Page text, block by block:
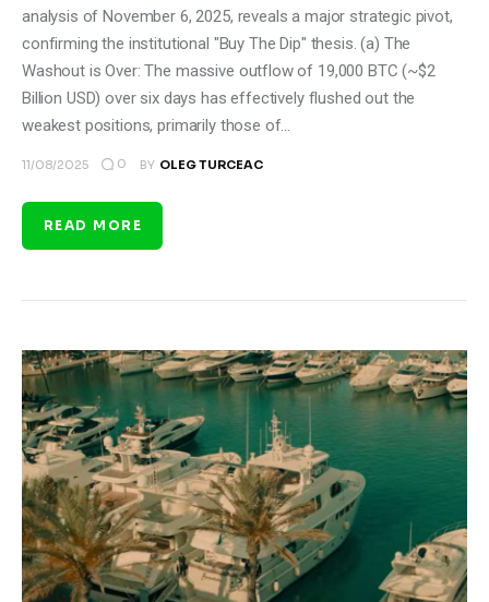
analysis of November 6, 2025, reveals a major strategic pivot,
confirming the institutional "Buy The Dip" thesis. (a) The
Washout is Over: The massive outflow of 19,000 BTC (~$2
Billion USD) over six days has effectively flushed out the
weakest positions, primarily those of…
11/08/2025 0 BY OLEG TURCEAC
READ MORE